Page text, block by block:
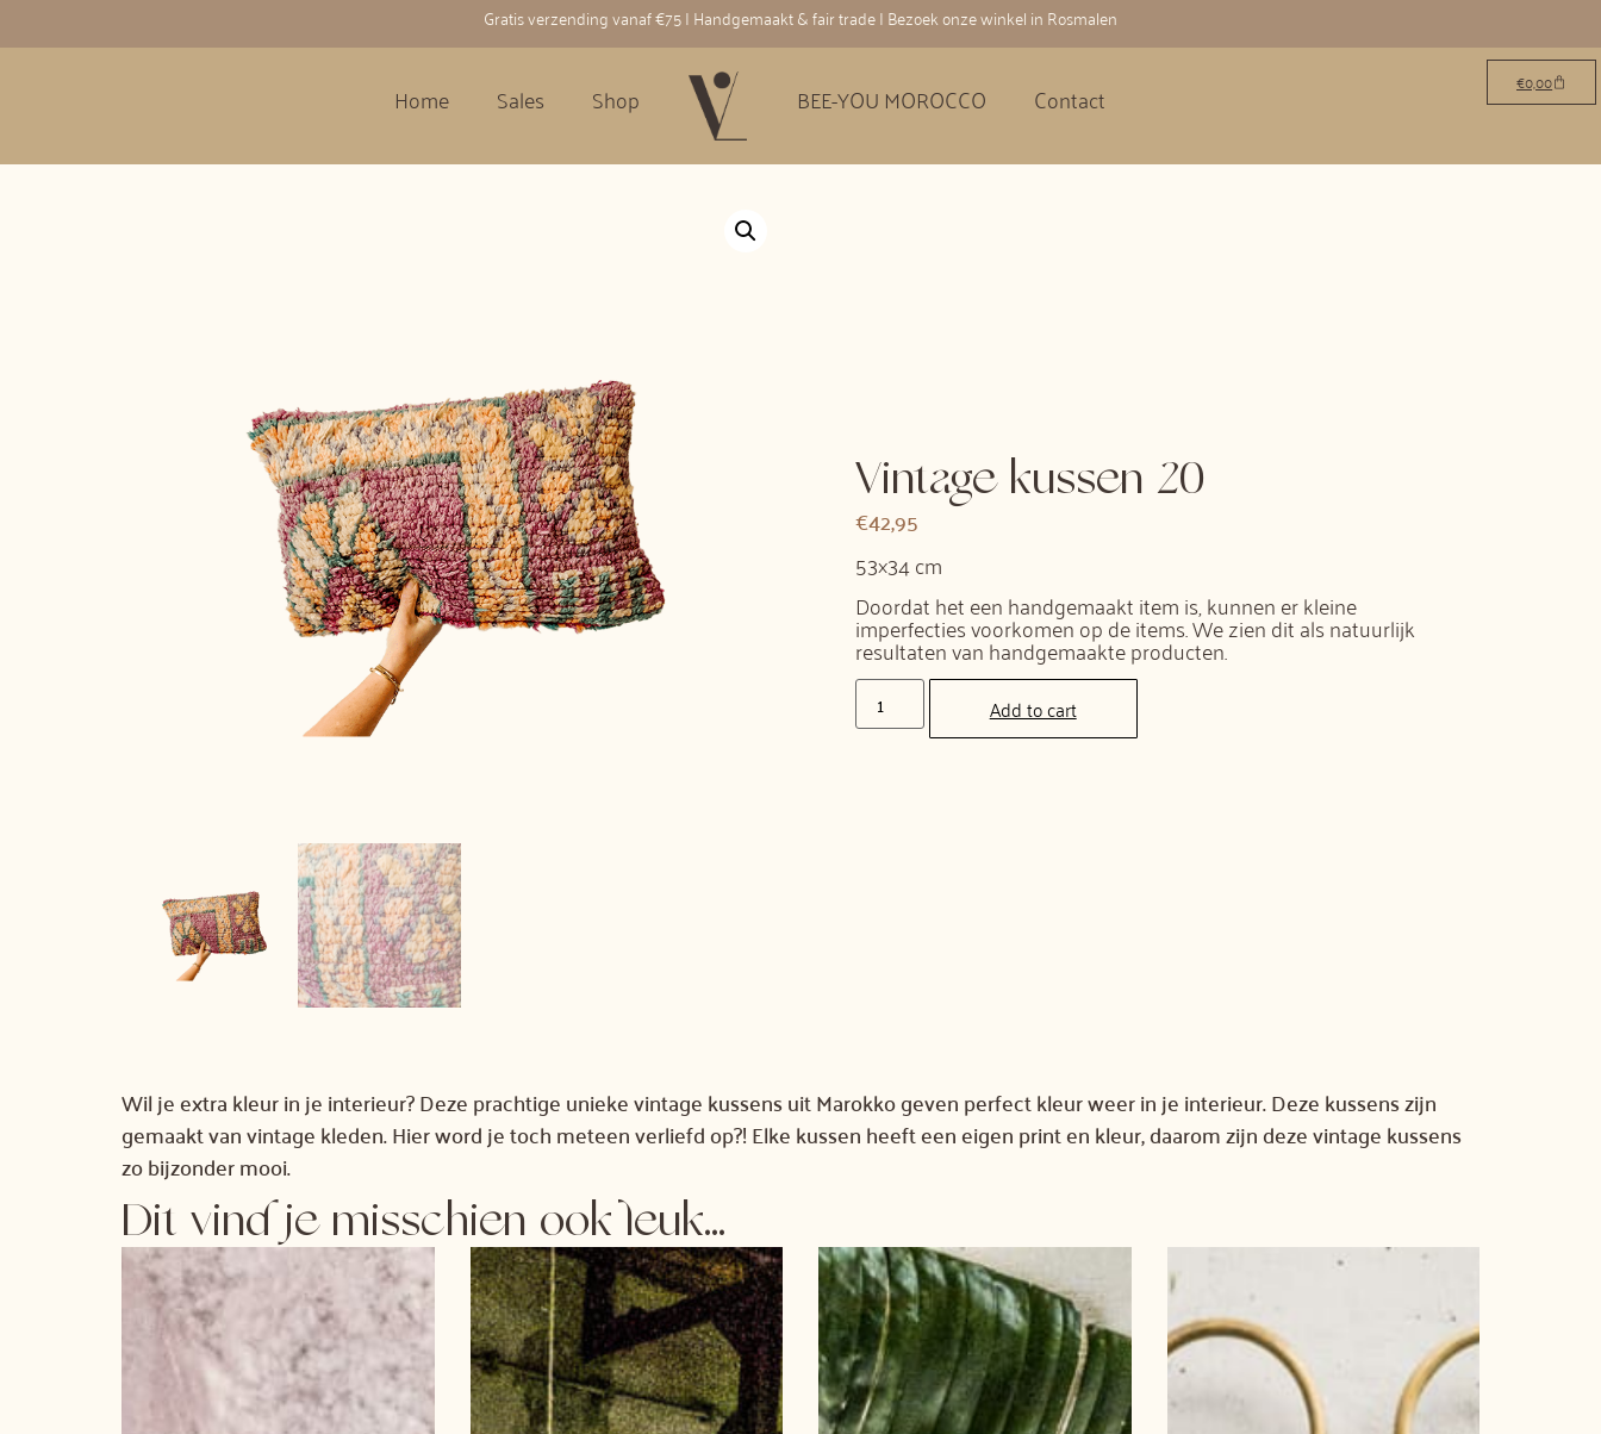
Gratis verzending vanaf €75 | Handgemaakt & fair trade | Bezoek onze winkel in Rosmalen
Home Sales Shop BEE-YOU MOROCCO Contact €0,00
Vintage kussen 20
€42,95
53×34 cm
Doordat het een handgemaakt item is, kunnen er kleine
imperfecties voorkomen op de items. We zien dit als natuurlijk
resultaten van handgemaakte producten.
Add to cart
Wil je extra kleur in je interieur? Deze prachtige unieke vintage kussens uit Marokko geven perfect kleur weer in je interieur. Deze kussens zijn
gemaakt van vintage kleden. Hier word je toch meteen verliefd op?! Elke kussen heeft een eigen print en kleur, daarom zijn deze vintage kussens
zo bijzonder mooi.
Dit vind je misschien ook leuk...